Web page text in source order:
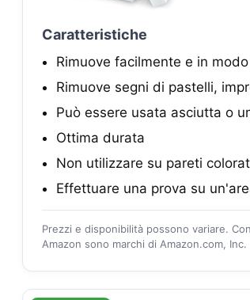
Caratteristiche
Rimuove facilmente e in
Rimuove segni di pastelli,
Può essere usata asciutta o
Ottima durata
Non utilizzare su pareti
Effettuare una prova su
Prezzi e disponibilità possono variare.
Amazon sono marchi di Amazon.com,